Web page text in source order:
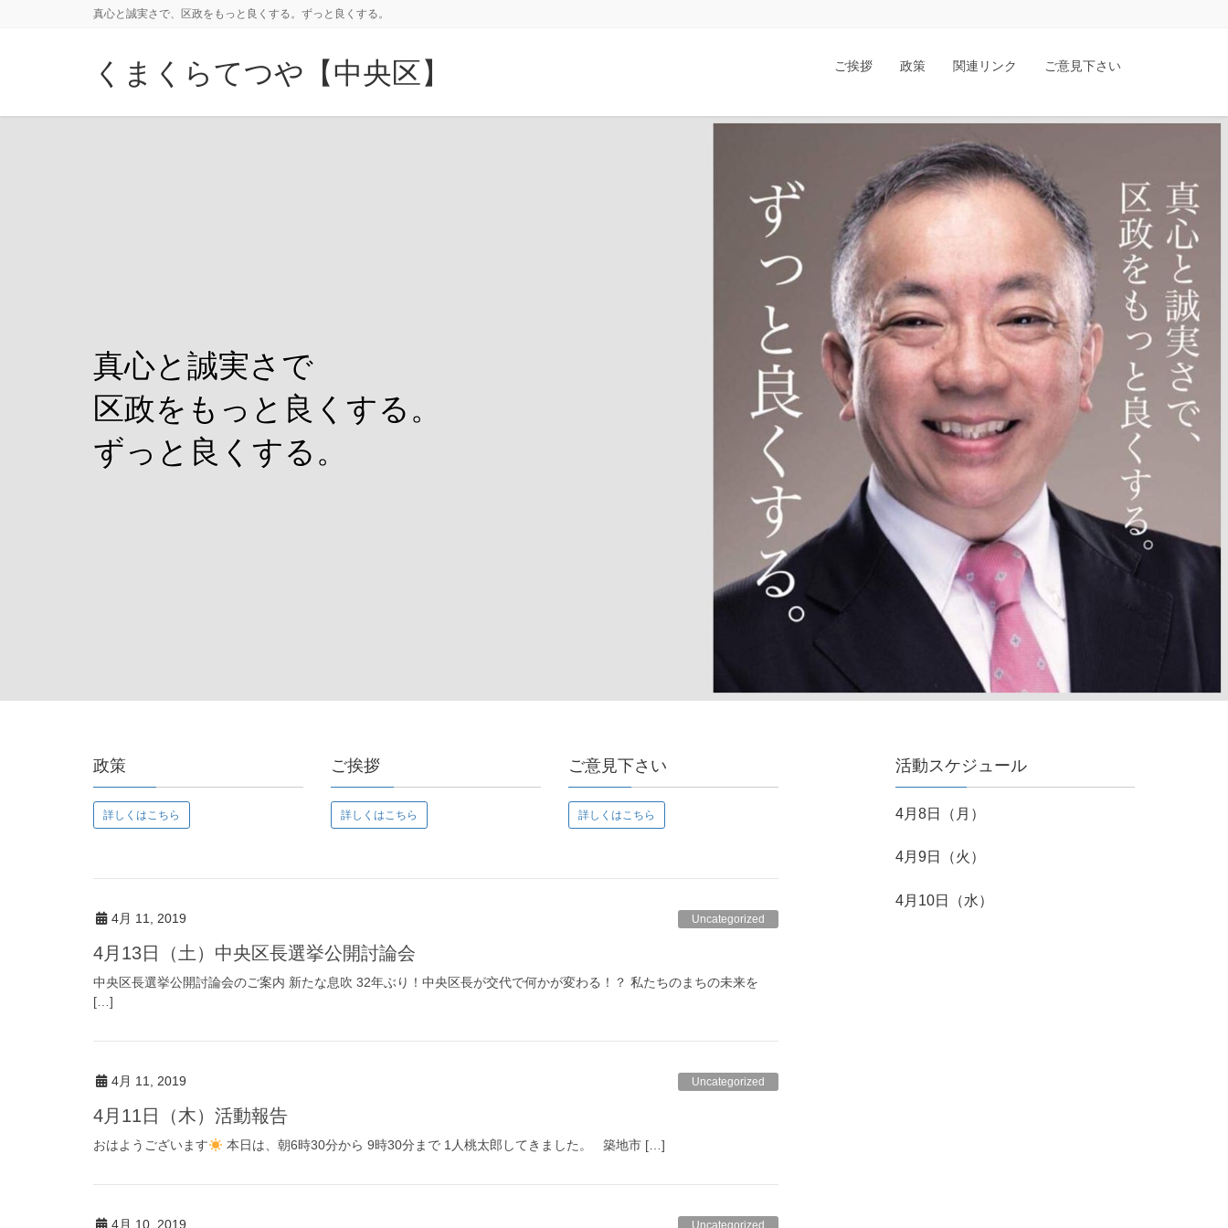
真心と誠実さで、区政をもっと良くする。ずっと良くする。
くまくらてつや【中央区】 ご挨拶 政策 関連リンク ご意見下さい
真心と誠実さで
区政をもっと良くする。
ずっと良くする。
政策
詳しくはこちら
ご挨拶
詳しくはこちら
ご意見下さい
詳しくはこちら
4月 11, 2019 Uncategorized
4月13日（土）中央区長選挙公開討論会
中央区長選挙公開討論会のご案内 新たな息吹 32年ぶり！中央区長が交代で何かが変わる！？ 私たちのまちの未来を
[…]
4月 11, 2019 Uncategorized
4月11日（木）活動報告
おはようございます 本日は、朝6時30分から 9時30分まで 1人桃太郎してきました。 築地市 […]
4月 10, 2019 Uncategorized
活動スケジュール
4月8日（月）
4月9日（火）
4月10日（水）